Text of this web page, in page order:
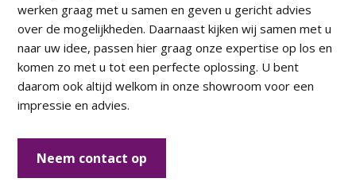
werken graag met u samen en geven u gericht advies
over de mogelijkheden. Daarnaast kijken wij samen met u
naar uw idee, passen hier graag onze expertise op los en
komen zo met u tot een perfecte oplossing. U bent
daarom ook altijd welkom in onze showroom voor een
impressie en advies.
Neem contact op